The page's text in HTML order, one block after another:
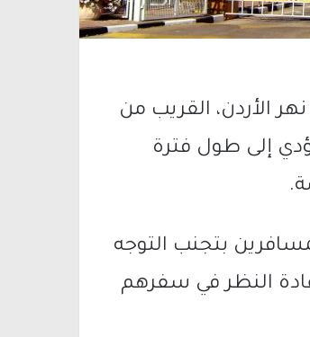
الأردن، القريب من
إلى طول فترة
بتجنب التوجه
النظر في سفرهم